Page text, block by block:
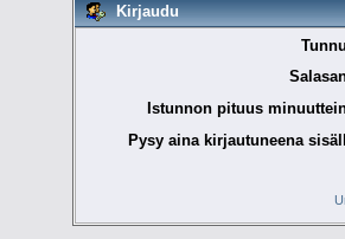
Kirjaudu
Istunnon pituus
Pysy aina kirjautuneena